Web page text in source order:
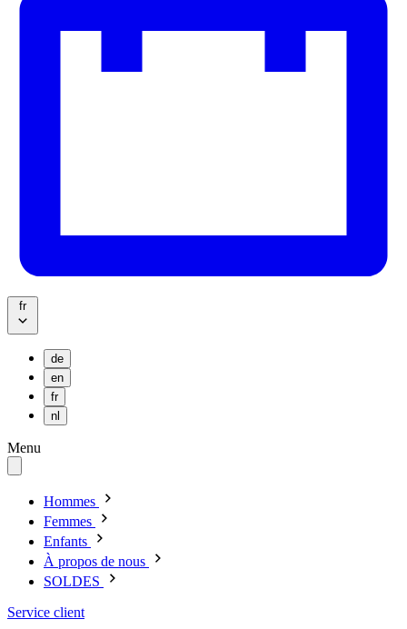
fr
de
en
fr
nl
Menu
Hommes
Femmes
Enfants
À propos de nous
SOLDES
Service client